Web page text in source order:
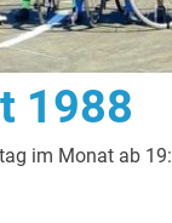
1988
im Monat ab